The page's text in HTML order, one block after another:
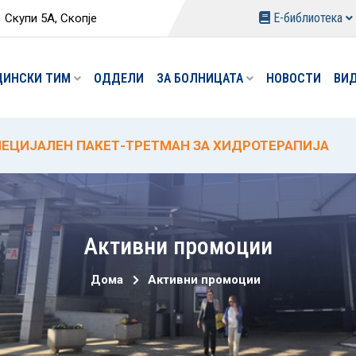
Скупи 5А, Скопје Е-библиотека
ТИМ ОДДЕЛИ ЗА БОЛНИЦАТА НОВОСТИ
ПАКЕТИ НА ОДДЕЛОТ ЗА ФИЗИКАЛНА МЕДИЦИНА
ПАКЕТ-ТРЕТМАН ЗА ХИДРОТЕРАПИЈА
ПРОМОТИВНИ ЦЕНИ ЗА ПОРОДУВАЊЕ ОД
ПРОМОТИВЕН ПОПУСТ ЗА ЦИРКУМЦИЗИЈА
АНАЛИЗИ И НАМАЛЕНИ ЦЕНИ ВО
Активни промоции
Дома Активни промоции